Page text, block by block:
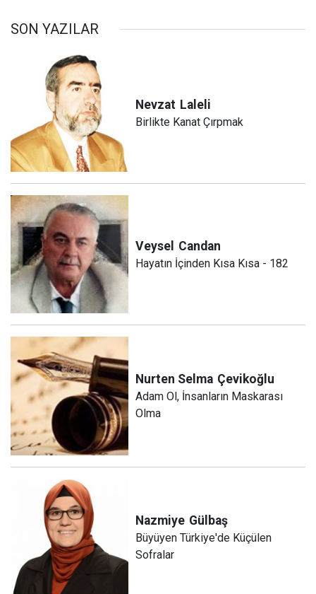
SON YAZILAR
Nevzat Laleli
Birlikte Kanat Çırpmak
Veysel Candan
Hayatın İçinden Kısa Kısa - 182
Nurten Selma Çevikoğlu
Adam Ol, İnsanların Maskarası
Olma
Nazmiye Gülbaş
Büyüyen Türkiye'de Küçülen
Sofralar